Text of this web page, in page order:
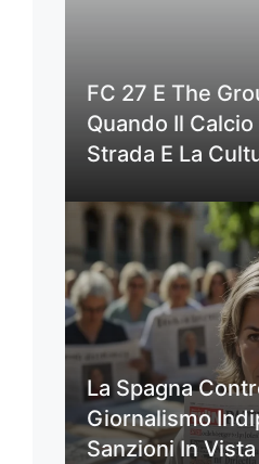
FC 27 E The
Quando Il
Strada E La
La Spagna
Giornalismo
Sanzioni In